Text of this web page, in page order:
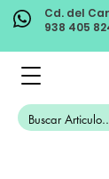
Cd. del
938 405